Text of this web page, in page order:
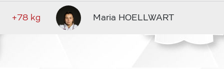
+78 kg Maria HOELLWART